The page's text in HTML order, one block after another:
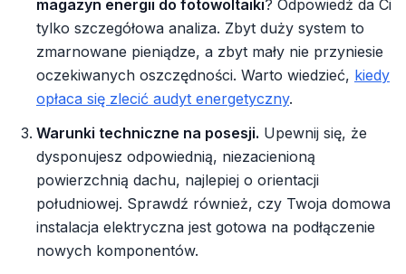
magazyn energii do fotowoltaiki? Odpowiedź da Ci
tylko szczegółowa analiza. Zbyt duży system to
zmarnowane pieniądze, a zbyt mały nie przyniesie
oczekiwanych oszczędności. Warto wiedzieć, kiedy
opłaca się zlecić audyt energetyczny.
Warunki techniczne na posesji. Upewnij się, że
dysponujesz odpowiednią, niezacienioną
powierzchnią dachu, najlepiej o orientacji
południowej. Sprawdź również, czy Twoja domowa
instalacja elektryczna jest gotowa na podłączenie
nowych komponentów.